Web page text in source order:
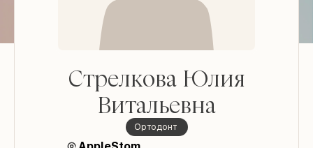
Стрелкова Юлия
Витальевна
Ортодонт